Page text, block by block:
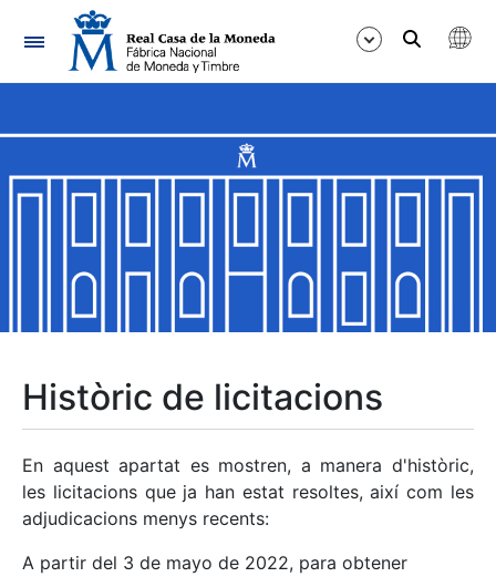
Navegació
Mostra/Amaga
Mostra/Amaga
Mostra/Amaga
Mostra/Amaga
Històric de licitacions
En aquest apartat es mostren, a manera d'històric,
les licitacions que ja han estat resoltes, així com les
adjudicacions menys recents:
A partir del 3 de mayo de 2022, para obtener